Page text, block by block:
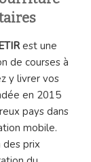
est une
de courses à
y livrer vos
en 2015
pays dans
mobile.
des prix